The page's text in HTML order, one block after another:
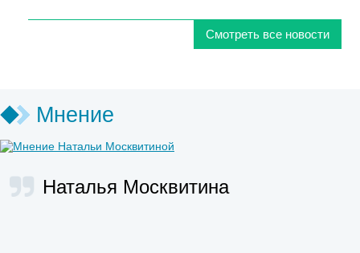
Смотреть все новости
Мнение
Наталья Москвитина